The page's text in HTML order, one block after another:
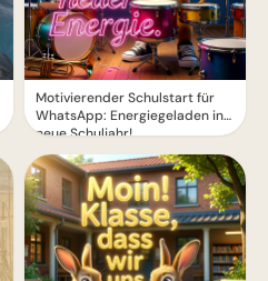
Motivierender Schulstart für
WhatsApp: Energiegeladen ins
neue Schuljahr!